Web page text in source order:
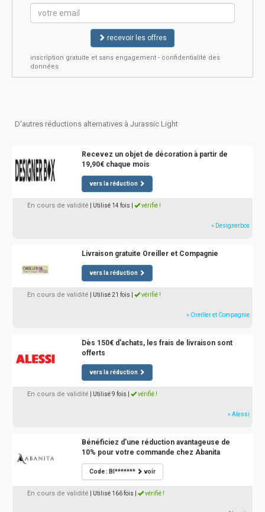
recevoir les offres
inscription gratuite et sans engagement - confidentialité des
données
D'autres réductions alternatives à Jurassic Light
Recevez un objet de décoration à partir de
19,90€ chaque mois
vers la réduction
En cours de validité | Utilisé 14 fois vérifié !
» Designerbox
Livraison gratuite Oreiller et Compagnie
vers la réduction
En cours de validité | Utilisé 21 fois vérifié !
» Oreiller et Compagnie
Dès 150€ d'achats, les frais de livraison sont
offerts
vers la réduction
En cours de validité | Utilisé 9 fois vérifié !
» Alessi
Bénéficiez d'une réduction avantageuse de
10% pour votre commande chez Abanita
Code : BI******* voir
En cours de validité | Utilisé 166 fois vérifié !